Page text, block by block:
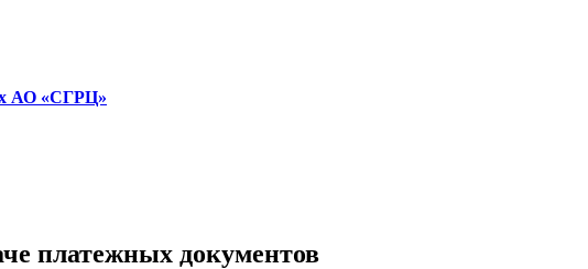
АО «СГРЦ»
платежных документов